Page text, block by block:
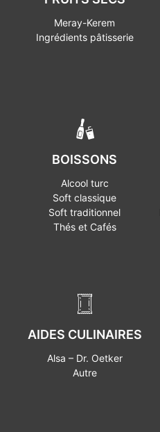
Meray-Kerem
Ingrédients pâtisserie
BOISSONS
Alcool turc
Soft classique
Soft traditionnel
Thés et Cafés
AIDES CULINAIRES
Alsa – Dr. Oetker
Autre